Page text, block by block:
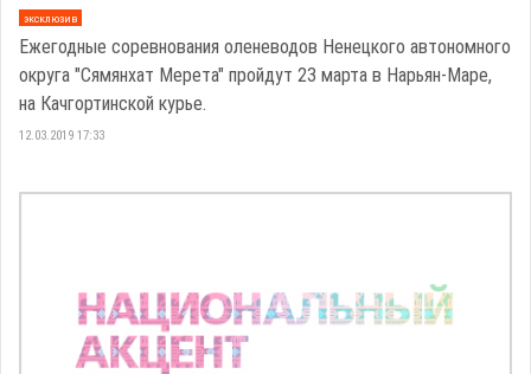
эксклюзив
Ежегодные соревнования оленеводов Ненецкого автономного
округа "Сямянхат Мерета" пройдут 23 марта в Нарьян-Маре,
на Качгортинской курье.
12.03.2019 17:33